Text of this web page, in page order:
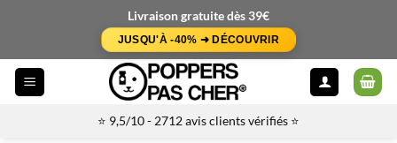
Livraison gratuite dès 39€
JUSQU'À -40% ➜ DÉCOUVRIR
⭐ 9,5/10 - 2712 avis clients vérifiés ⭐